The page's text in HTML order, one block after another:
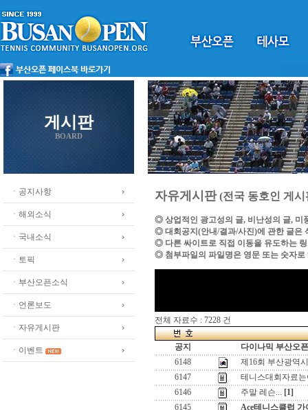
게시판
BOARD
ㆍ공지사항
ㆍ해외소식
ㆍ국내소식
ㆍ토픽
ㆍ부산오픈소식
ㆍ언론보도
ㆍ자유게시판
ㆍ이벤트
자유게시판(전국 동호인 게시
◎ 상업적인 광고성의 글, 비난성의 글, 미
◎ 대회공지(안내/결과/사진)에 관한 글은
◎ 다른 싸이트로 직접 이동을 유도하는
◎ 첨부파일의 파일명은 영문 또는 숫자로
전체 자료수 : 7228 건
공지
다이나믹 부산오
6148
제16회 부산광역
6147
테니스대회자료
6146
주말 레슨... [1]
6145
Ace테니스클럽